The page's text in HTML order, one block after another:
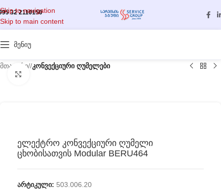
Skip to navigation
Skip to main content
32 2110150
მენიუ
მთავარი/ კონვექციური ღუმელები
ელექტრო კონვექციური ღუმელი
ცხობისათვის Modular BERU464
არტიკული: 503.006.20